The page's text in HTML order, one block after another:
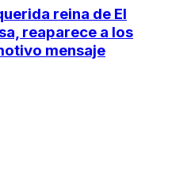
reina de El
reaparece a los
mensaje